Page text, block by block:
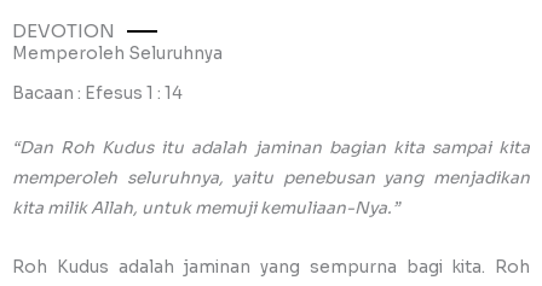
DEVOTION
Memperoleh Seluruhnya
Bacaan : Efesus 1 : 14
“Dan Roh Kudus itu adalah jaminan bagian kita sampai kita
memperoleh seluruhnya, yaitu penebusan yang menjadikan
kita milik Allah, untuk memuji kemuliaan-Nya.”
Roh Kudus adalah jaminan yang sempurna bagi kita. Roh